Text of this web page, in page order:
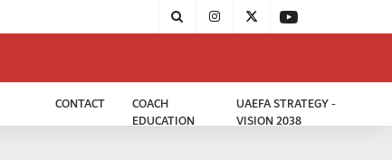
CONTACT
COACH
EDUCATION
UAEFA STRATEGY -
VISION 2038